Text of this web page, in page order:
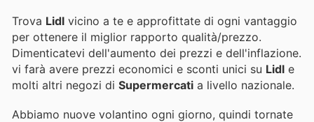
Trova Lidl vicino a te e approfittate di ogni vantaggio
per ottenere il miglior rapporto qualità/prezzo.
Dimenticatevi dell'aumento dei prezzi e dell'inflazione.
vi farà avere prezzi economici e sconti unici su Lidl e
molti altri negozi di Supermercati a livello nazionale.
Abbiamo nuove volantino ogni giorno, quindi tornate